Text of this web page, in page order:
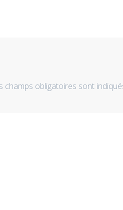
champs obligatoires sont